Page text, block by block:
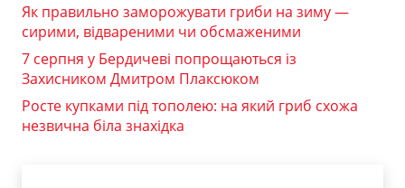
Як правильно заморожувати гриби на зиму —
сирими, відвареними чи обсмаженими
7 серпня у Бердичеві попрощаються із
Захисником Дмитром Плаксюком
Росте купками під тополею: на який гриб схожа
незвична біла знахідка